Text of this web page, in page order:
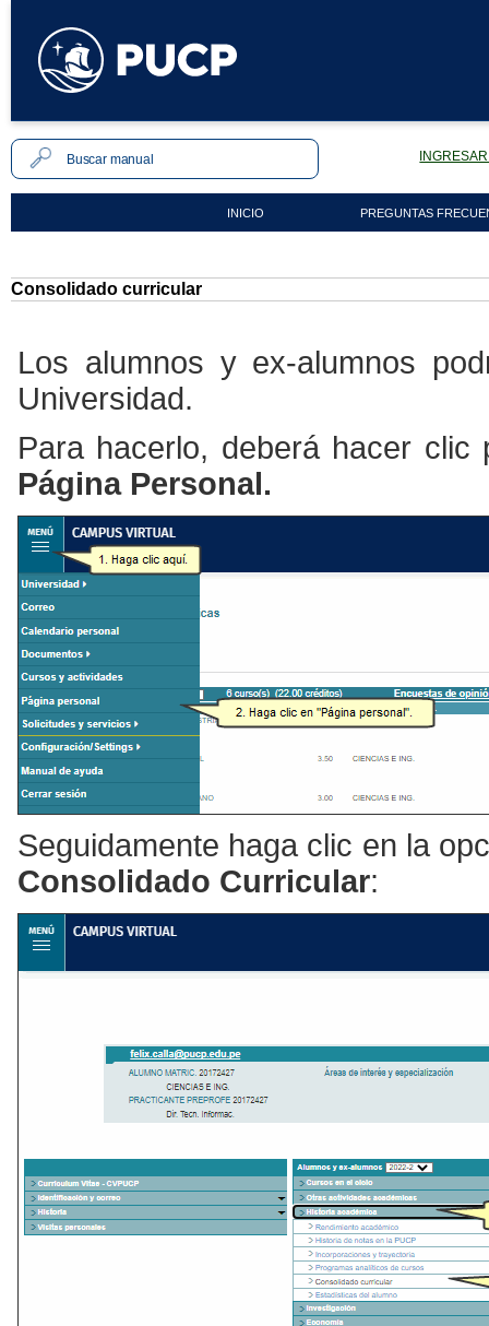
INICIO PREGUNTAS
Consolidado curricular
Los alumnos y ex-alumnos
Universidad.
Para hacerlo, deberá hacer
Página Personal.
Seguidamente haga clic en la
Consolidado Curricular: